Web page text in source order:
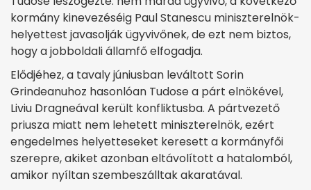
kormány kinevezéséig Paul Stanescu miniszterelnök-
helyettest javasolják ügyvivőnek, de ezt nem biztos,
hogy a jobboldali államfő elfogadja.
Elődjéhez, a tavaly júniusban leváltott Sorin
Grindeanuhoz hasonlóan Tudose a párt elnökével,
Liviu Dragneával került konfliktusba. A pártvezető
priusza miatt nem lehetett miniszterelnök, ezért
engedelmes helyetteseket keresett a kormányfői
szerepre, akiket azonban eltávolított a hatalomból,
amikor nyíltan szembeszálltak akaratával.